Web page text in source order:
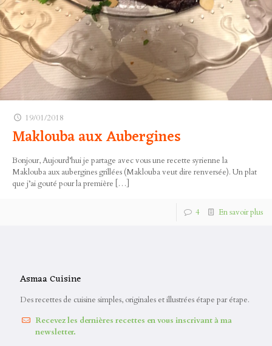
19/01/2018
Maklouba aux Aubergines
Bonjour, Aujourd’hui je partage avec vous une recette syrienne la
Maklouba aux aubergines grillées (Maklouba veut dire renversée). Un plat
que j’ai gouté pour la première […]
4 En savoir plus
Asmaa Cuisine
Des recettes de cuisine simples, originales et illustrées étape par étape.
Recevez les dernières recettes en vous inscrivant à ma
newsletter.